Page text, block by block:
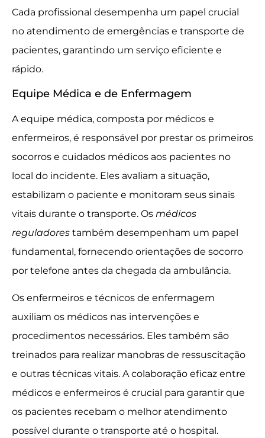
Cada profissional desempenha um papel crucial
no atendimento de emergências e transporte de
pacientes, garantindo um serviço eficiente e
rápido.
Equipe Médica e de Enfermagem
A equipe médica, composta por médicos e
enfermeiros, é responsável por prestar os primeiros
socorros e cuidados médicos aos pacientes no
local do incidente. Eles avaliam a situação,
estabilizam o paciente e monitoram seus sinais
vitais durante o transporte. Os médicos
reguladores também desempenham um papel
fundamental, fornecendo orientações de socorro
por telefone antes da chegada da ambulância.
Os enfermeiros e técnicos de enfermagem
auxiliam os médicos nas intervenções e
procedimentos necessários. Eles também são
treinados para realizar manobras de ressuscitação
e outras técnicas vitais. A colaboração eficaz entre
médicos e enfermeiros é crucial para garantir que
os pacientes recebam o melhor atendimento
possível durante o transporte até o hospital.